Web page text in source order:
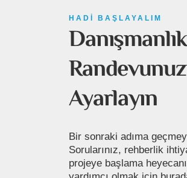
HADI BAŞLAYALIM
Danışmanlık
Ayarlayın
Bir sonraki adıma
Sorularınız, rehberlik
projeye başlama
Bize Ulaşın
Cumhuriyet Mah. D-100
Outlet Park, D:374 D 63
İstanbul
merhaba@otek.today
+90 531 357 91 33